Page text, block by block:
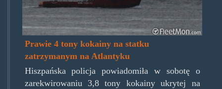
Prawie 4 tony kokainy na statku
zatrzymanym na Atlantyku
Hiszpańska policja powiadomiła w sobotę o
zarekwirowaniu 3,8 tony kokainy ukrytej na